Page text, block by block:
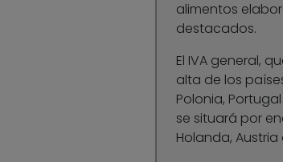
alimentos
destacados.
El IVA general,
alta de los
Polonia,
se situará por
Holanda, Austria